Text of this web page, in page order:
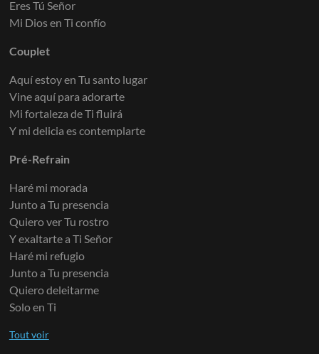
Eres Tú Señor
Mi Dios en Ti confío
Couplet
Aquí estoy en Tu santo lugar
Vine aquí para adorarte
Mi fortaleza de Ti fluirá
Y mi delicia es contemplarte
Pré-Refrain
Haré mi morada
Junto a Tu presencia
Quiero ver Tu rostro
Y exaltarte a Ti Señor
Haré mi refugio
Junto a Tu presencia
Quiero deleitarme
Solo en Ti